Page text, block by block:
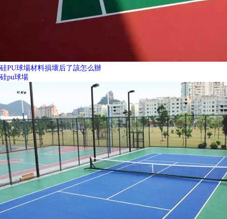
硅PU球場材料損壞后了該怎么辦
硅pu球場